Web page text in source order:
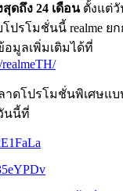
ดถึง 24 เดือนตั้งแต่วั
ปรโมชั่นนี้ realme ย
มูลเพิ่มเติมได้ที่
ดโปรโมชั่นพิเศษแบ
นนี้ที่